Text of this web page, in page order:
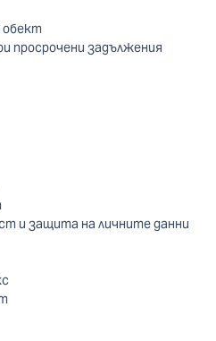
обект
просрочени задължения
и защита на личните данни